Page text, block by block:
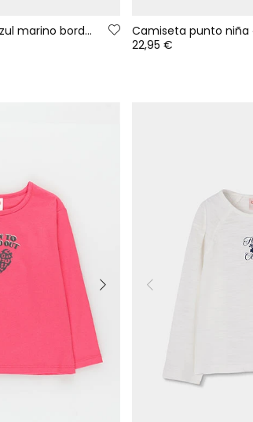
Camiseta punto niña azul marino bordado flores
22,95 €